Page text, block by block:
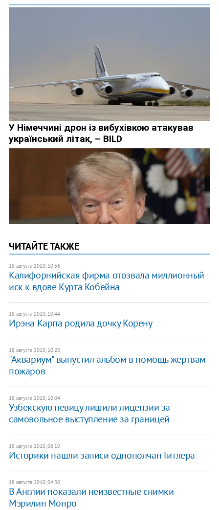
ЧИТАЙТЕ ТАКЖЕ
18 августа 2010, 10:56
Калифорнийская фирма отозвала миллионный
иск к вдове Курта Кобейна
18 августа 2010, 10:44
Ирэна Карпа родила дочку Корену
18 августа 2010, 10:20
"Аквариум" выпустил альбом в помощь жертвам
пожаров
18 августа 2010, 10:04
Узбекскую певицу лишили лицензии за
самовольное выступление за границей
18 августа 2010, 06:10
Историки нашли записи однополчан Гитлера
18 августа 2010, 04:50
В Англии показали неизвестные снимки
Мэрилин Монро